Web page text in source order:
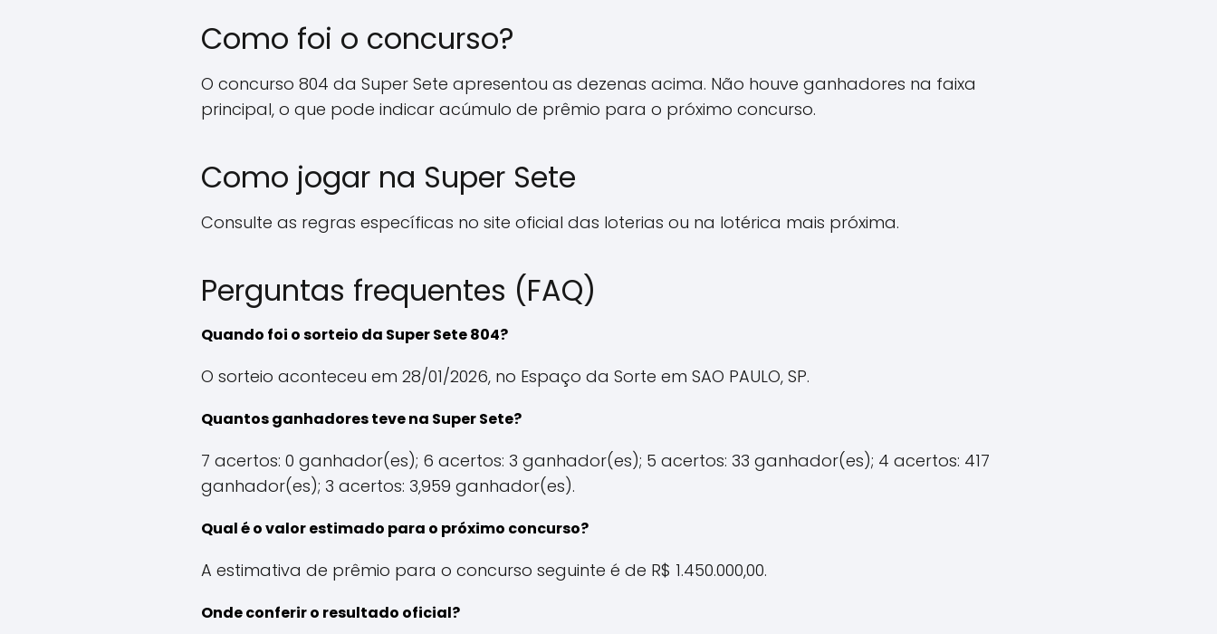
Como foi o concurso?
O concurso 804 da Super Sete apresentou as dezenas acima. Não houve ganhadores na faixa
principal, o que pode indicar acúmulo de prêmio para o próximo concurso.
Como jogar na Super Sete
Consulte as regras específicas no site oficial das loterias ou na lotérica mais próxima.
Perguntas frequentes (FAQ)
Quando foi o sorteio da Super Sete 804?
O sorteio aconteceu em 28/01/2026, no Espaço da Sorte em SAO PAULO, SP.
Quantos ganhadores teve na Super Sete?
7 acertos: 0 ganhador(es); 6 acertos: 3 ganhador(es); 5 acertos: 33 ganhador(es); 4 acertos: 417
ganhador(es); 3 acertos: 3,959 ganhador(es).
Qual é o valor estimado para o próximo concurso?
A estimativa de prêmio para o concurso seguinte é de R$ 1.450.000,00.
Onde conferir o resultado oficial?